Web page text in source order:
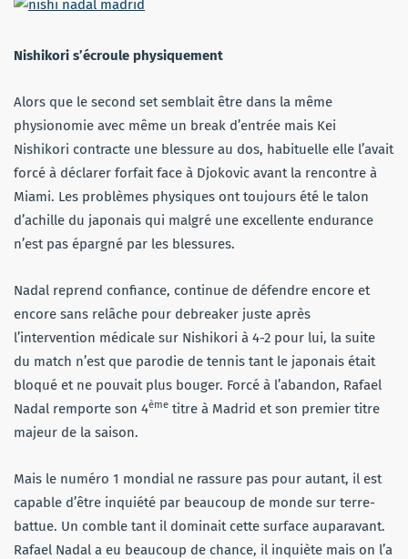
Nishikori s’écroule physiquement
Alors que le second set semblait être dans la même
physionomie avec même un break d’entrée mais Kei
Nishikori contracte une blessure au dos, habituelle elle l’avait
forcé à déclarer forfait face à Djokovic avant la rencontre à
Miami. Les problèmes physiques ont toujours été le talon
d’achille du japonais qui malgré une excellente endurance
n’est pas épargné par les blessures.
Nadal reprend confiance, continue de défendre encore et
encore sans relâche pour debreaker juste après
l’intervention médicale sur Nishikori à 4-2 pour lui, la suite
du match n’est que parodie de tennis tant le japonais était
bloqué et ne pouvait plus bouger. Forcé à l’abandon, Rafael
Nadal remporte son 4ème titre à Madrid et son premier titre
majeur de la saison.
Mais le numéro 1 mondial ne rassure pas pour autant, il est
capable d’être inquiété par beaucoup de monde sur terre-
battue. Un comble tant il dominait cette surface auparavant.
Rafael Nadal a eu beaucoup de chance, il inquiète mais on l’a